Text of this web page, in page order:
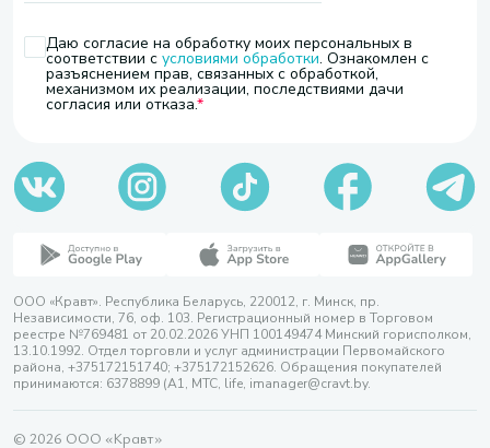
Даю согласие на обработку моих персональных в
соответствии с условиями обработки. Ознакомлен с
разъяснением прав, связанных с обработкой,
механизмом их реализации, последствиями дачи
согласия или отказа.
ООО «Кравт». Республика Беларусь, 220012, г. Минск, пр.
Независимости, 76, оф. 103. Регистрационный номер в Торговом
реестре №769481 от 20.02.2026 УНП 100149474 Минский горисполком,
13.10.1992. Отдел торговли и услуг администрации Первомайского
района, +375172151740; +375172152626. Обращения покупателей
принимаются: 6378899 (А1, МТС, life, imanager@cravt.by.
© 2026 ООО «Кравт»